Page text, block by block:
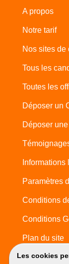
Les cookies
A propos
Notre tarif
Nos sites de
Tous les
Toutes les
Déposer un
Déposer
Informations
Paramètres
Conditions
Conditions
Plan du site